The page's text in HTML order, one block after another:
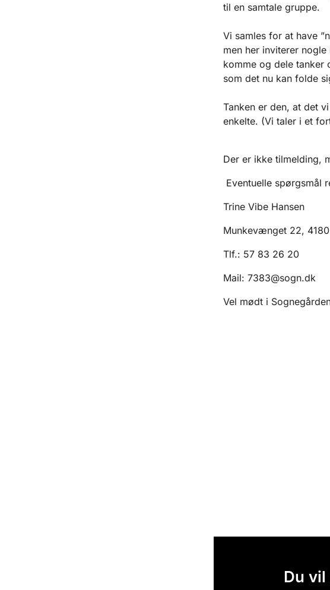
til en samtale gruppe.
Vi samles for at have
men her inviterer
komme og dele tanker
som det nu kan folde
Tanken er den, at det
enkelte. (Vi taler i et
Der er ikke tilmelding,
Eventuelle spørgsmål
Trine Vibe Hansen
Munkevænget 22,
Tlf.: 57 83 26 20
Mail: 7383@sogn.dk
Vel mødt i
Du vil